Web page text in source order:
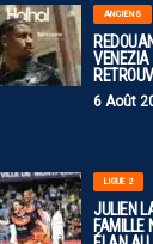
ANCIENS
VENEZIA
6 Août
LIGUE 2
JULIEN
FAMILLE